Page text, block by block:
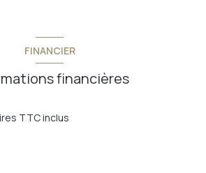
FINANCIER
financières
TTC inclus